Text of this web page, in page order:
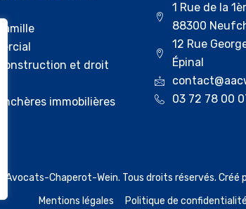
et droit
immobilières
1 Rue de la
88300
12 Rue
Épinal
03 72 78 00
Avocats-Chaperot-Wein. Tous droits réservés. Créé
Mentions légales
Politique de confidentialité